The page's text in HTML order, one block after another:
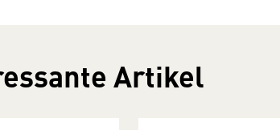
Artikel